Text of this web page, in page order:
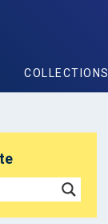
COLLECTIONS